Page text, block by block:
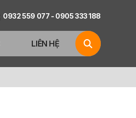
0932 559 077 - 0905 333 188
LIÊN HỆ